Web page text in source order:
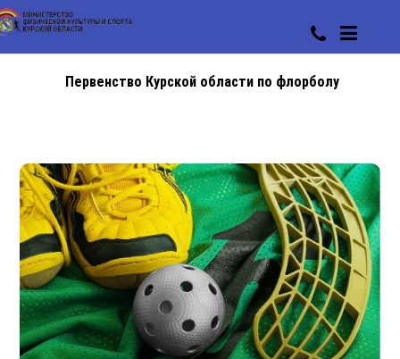
Первенство Курской области по флорболу